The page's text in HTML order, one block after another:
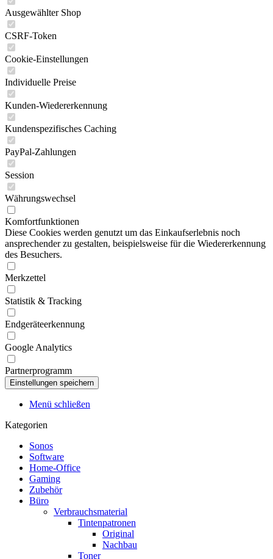
Ausgewählter Shop
CSRF-Token
Cookie-Einstellungen
Individuelle Preise
Kunden-Wiedererkennung
Kundenspezifisches Caching
PayPal-Zahlungen
Session
Währungswechsel
Komfortfunktionen
Diese Cookies werden genutzt um das Einkaufserlebnis noch
ansprechender zu gestalten, beispielsweise für die Wiedererkennung
des Besuchers.
Merkzettel
Statistik & Tracking
Endgeräteerkennung
Google Analytics
Partnerprogramm
Menü schließen
Kategorien
Sonos
Software
Home-Office
Gaming
Zubehör
Büro
Verbrauchsmaterial
Tintenpatronen
Original
Nachbau
Toner